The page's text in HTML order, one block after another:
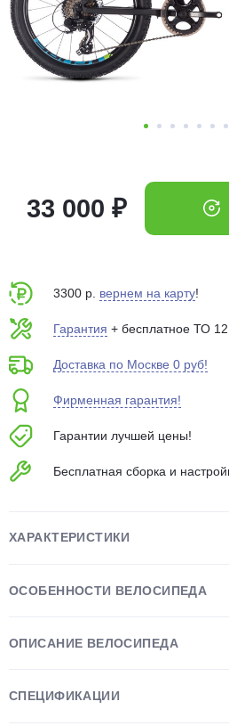
33 000 ₽
3300 р. вернем на карту!
Гарантия + бесплатное ТО
Доставка по Москве 0 руб!
Фирменная гарантия!
Гарантии лучшей цены!
Бесплатная сборка и
ХАРАКТЕРИСТИКИ
ОСОБЕННОСТИ ВЕЛОСИПЕДА
ОПИСАНИЕ ВЕЛОСИПЕДА
СПЕЦИФИКАЦИИ
в корзину
Оплачивайте сегодня
Оставшиеся
об оплате Плайтом
недели
Остались